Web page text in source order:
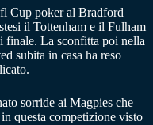
Cup poker al Bradford
il Tottenham e il Fulham
finale. La sconfitta poi nella
subita in casa ha reso
sorride ai Magpies che
questa competizione visto